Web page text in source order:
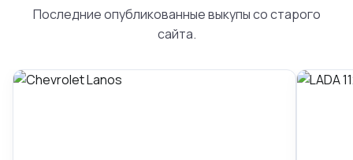
Последние опубликованные выкупы со старого
сайта.